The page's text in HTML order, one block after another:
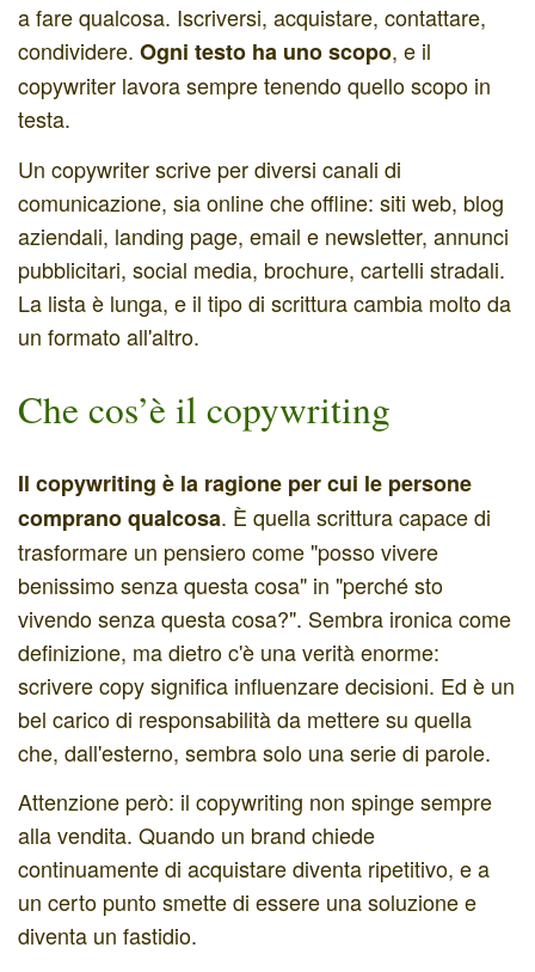
a fare qualcosa. Iscriversi, acquistare, contattare,
condividere. Ogni testo ha uno scopo, e il
copywriter lavora sempre tenendo quello scopo in
testa.
Un copywriter scrive per diversi canali di
comunicazione, sia online che offline: siti web, blog
aziendali, landing page, email e newsletter, annunci
pubblicitari, social media, brochure, cartelli stradali.
La lista è lunga, e il tipo di scrittura cambia molto da
un formato all'altro.
Che cos’è il copywriting
Il copywriting è la ragione per cui le persone
comprano qualcosa. È quella scrittura capace di
trasformare un pensiero come "posso vivere
benissimo senza questa cosa" in "perché sto
vivendo senza questa cosa?". Sembra ironica come
definizione, ma dietro c'è una verità enorme:
scrivere copy significa influenzare decisioni. Ed è un
bel carico di responsabilità da mettere su quella
che, dall'esterno, sembra solo una serie di parole.
Attenzione però: il copywriting non spinge sempre
alla vendita. Quando un brand chiede
continuamente di acquistare diventa ripetitivo, e a
un certo punto smette di essere una soluzione e
diventa un fastidio.